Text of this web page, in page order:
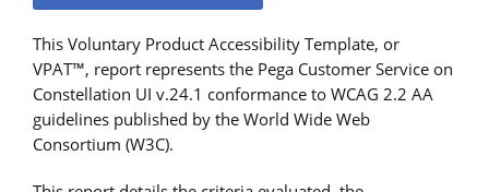
This Voluntary Product Accessibility Template, or
VPAT™, report represents the Pega Customer Service on
Constellation UI v.24.1 conformance to WCAG 2.2 AA
guidelines published by the World Wide Web
Consortium (W3C).